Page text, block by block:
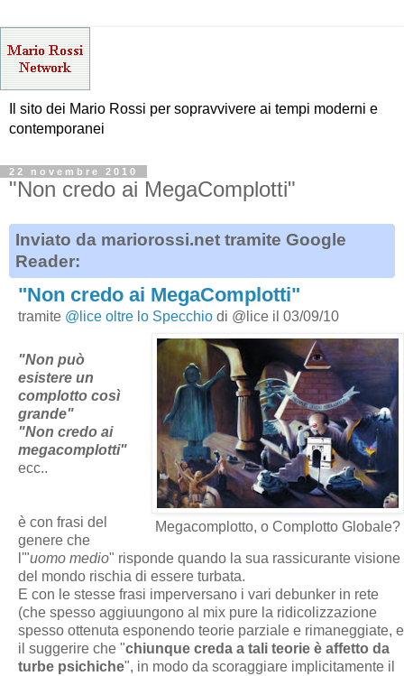
Il sito dei Mario Rossi per sopravvivere ai tempi moderni e
contemporanei
22 novembre 2010
"Non credo ai MegaComplotti"
Inviato da mariorossi.net tramite Google
Reader:
"Non credo ai MegaComplotti"
tramite @lice oltre lo Specchio di @lice il 03/09/10
Megacomplotto, o Complotto Globale?
"Non può
esistere un
complotto così
grande"
"Non credo ai
megacomplotti"
ecc..
è con frasi del
genere che
l'"uomo medio" risponde quando la sua rassicurante visione
del mondo rischia di essere turbata.
E con le stesse frasi imperversano i vari debunker in rete
(che spesso aggiuungono al mix pure la ridicolizzazione
spesso ottenuta esponendo teorie parziale e rimaneggiate, e
il suggerire che "chiunque creda a tali teorie è affetto da
turbe psichiche", in modo da scoraggiare implicitamente il